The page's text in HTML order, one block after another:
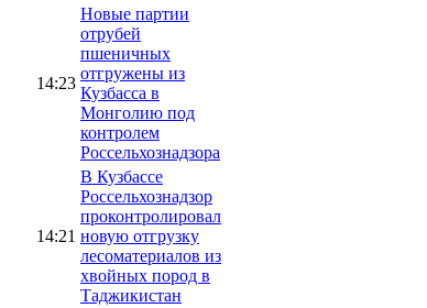
14:23
Новые партии
отрубей
пшеничных
отгружены из
Кузбасса в
Монголию под
контролем
Россельхознадзора
14:21
В Кузбассе
Россельхознадзор
проконтролировал
новую отгрузку
лесоматериалов из
хвойных пород в
Таджикистан